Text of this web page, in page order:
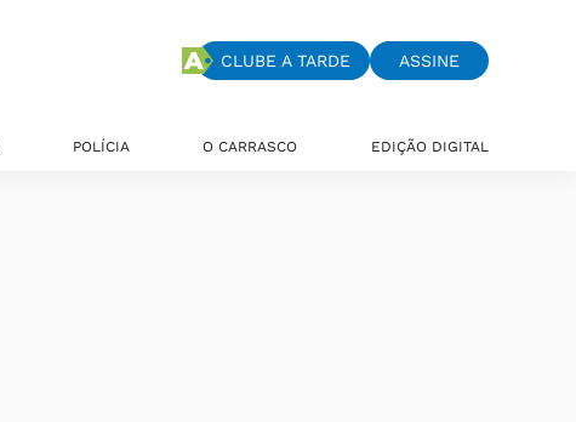
CLUBE A TARDE ASSINE
POLÍCIA O CARRASCO EDIÇÃO DIGITAL